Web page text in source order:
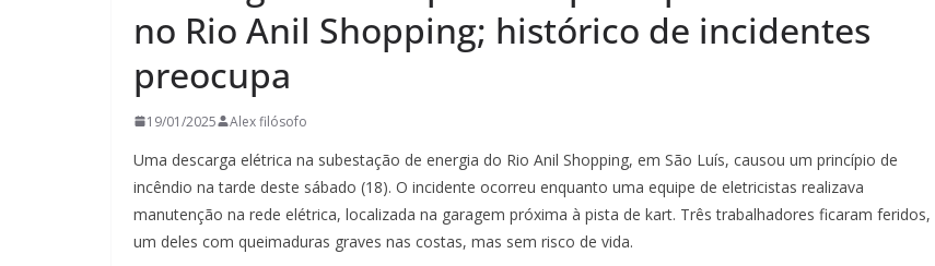
no Rio Anil Shopping; histórico de incidentes
preocupa
19/01/2025 Alex filósofo
Uma descarga elétrica na subestação de energia do Rio Anil Shopping, em São Luís, causou um princípio de
incêndio na tarde deste sábado (18). O incidente ocorreu enquanto uma equipe de eletricistas realizava
manutenção na rede elétrica, localizada na garagem próxima à pista de kart. Três trabalhadores ficaram feridos,
um deles com queimaduras graves nas costas, mas sem risco de vida.